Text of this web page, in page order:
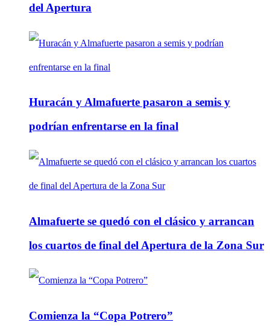
del Apertura
Huracán y Almafuerte pasaron a semis y
podrían enfrentarse en la final
Almafuerte se quedó con el clásico y arrancan
los cuartos de final del Apertura de la Zona Sur
Comienza la “Copa Potrero”